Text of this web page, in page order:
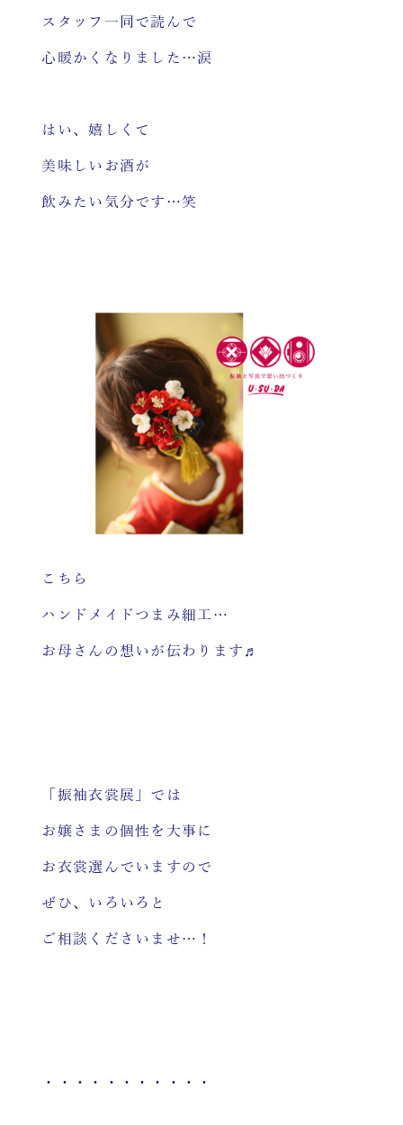
スタッフ一同で読んで
心暖かくなりました…涙
はい、嬉しくて
美味しいお酒が
飲みたい気分です…笑
こちら
ハンドメイドつまみ細工…
お母さんの想いが伝わります♬
「振袖衣裳展」では
お嬢さまの個性を大事に
お衣裳選んでいますので
ぜひ、いろいろと
ご相談くださいませ…！
・・・・・・・・・・・